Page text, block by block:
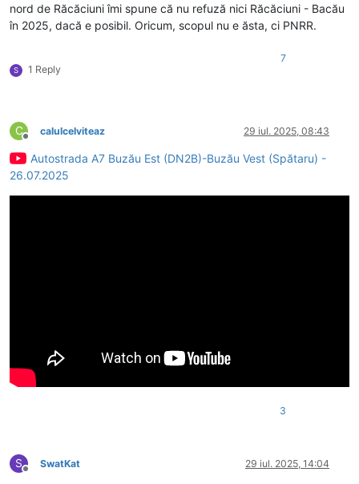
nord de Răcăciuni îmi spune că nu refuză nici Răcăciuni - Bacău
în 2025, dacă e posibil. Oricum, scopul nu e ăsta, ci PNRR.
S 1 Reply
7
C
Deconectat
calulcelviteaz 29 iul. 2025, 08:43
Autostrada A7 Buzău Est (DN2B)-Buzău Vest (Spătaru) -
26.07.2025
3
S
Deconectat
SwatKat 29 iul. 2025, 14:04